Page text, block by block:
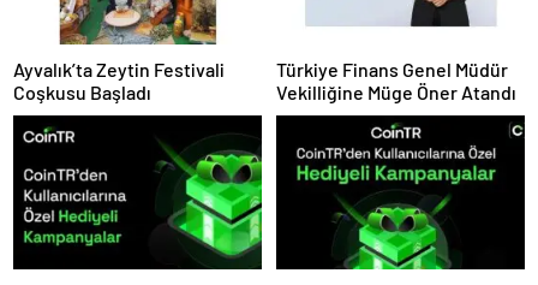
Ayvalık’ta Zeytin Festivali
Coşkusu Başladı
Türkiye Finans Genel Müdür
Vekilliğine Müge Öner Atandı